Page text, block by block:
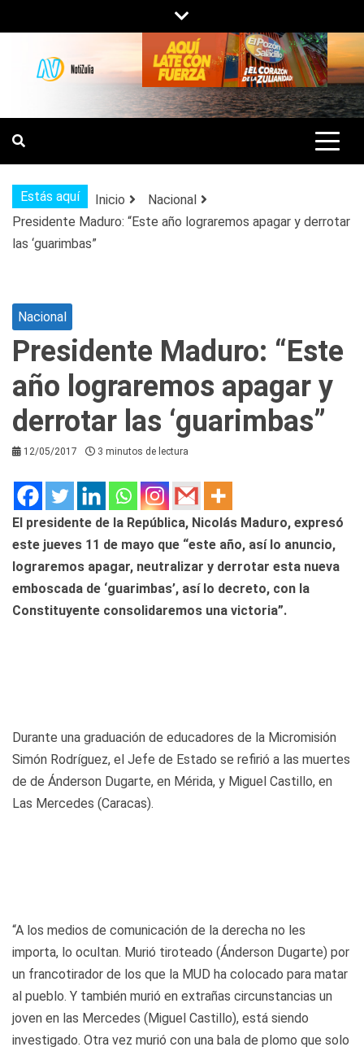
al
contenido
NOTIZULIA
NOTICIAS DEL ZULIA, VENEZUELA Y
DE INTERÉS GENERAL.
Estás aquí Inicio
Nacional
Presidente Maduro: “Este año lograremos apagar y derrotar
las ‘guarimbas”
Nacional
Presidente Maduro: “Este
año lograremos apagar y
derrotar las ‘guarimbas”
12/05/2017 3 minutos de lectura
El presidente de la República, Nicolás Maduro, expresó
este jueves 11 de mayo que “este año, así lo anuncio,
lograremos apagar, neutralizar y derrotar esta nueva
emboscada de ‘guarimbas’, así lo decreto, con la
Constituyente consolidaremos una victoria”.
Durante una graduación de educadores de la Micromisión
Simón Rodríguez, el Jefe de Estado se refirió a las muertes
de de Ánderson Dugarte, en Mérida, y Miguel Castillo, en
Las Mercedes (Caracas).
“A los medios de comunicación de la derecha no les
importa, lo ocultan. Murió tiroteado (Ánderson Dugarte) por
un francotirador de los que la MUD ha colocado para matar
al pueblo. Y también murió en extrañas circunstancias un
joven en las Mercedes (Miguel Castillo), está siendo
investigado. Otra vez murió con una bala de plomo que solo